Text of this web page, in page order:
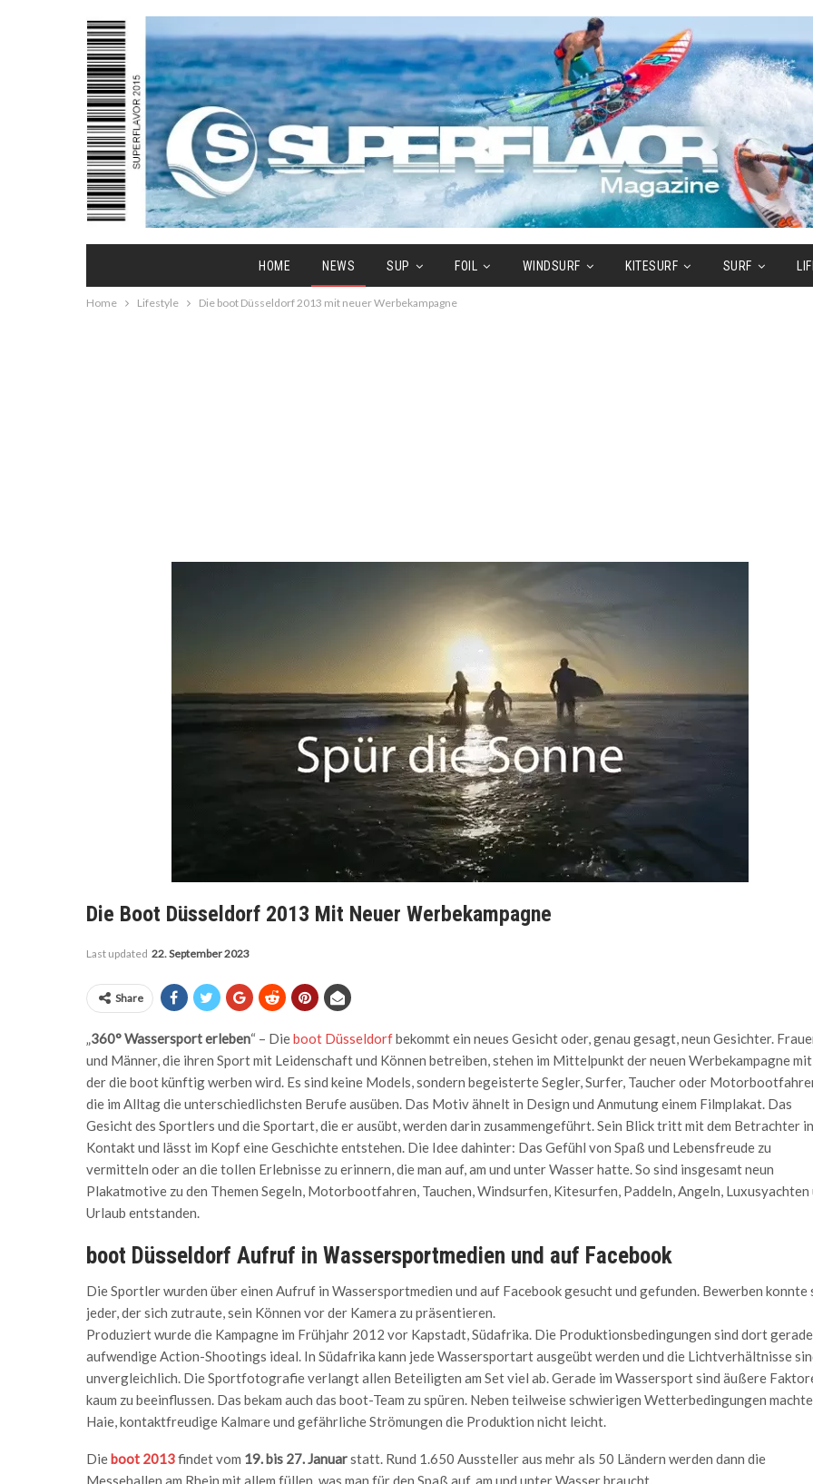
HOME NEWS SUP FOIL WINDSURF KITESURF SURF
Home Lifestyle Die boot Düsseldorf 2013 mit neuer Werbekampagne
Die Boot Düsseldorf 2013 Mit Neuer Werbekampagne
Last updated 22. September 2023
Share
„360° Wassersport erleben“ – Dieboot Düsseldorfbekommt ein neues Gesicht oder, genau gesagt, neun Gesichter.
und Männer, die ihren Sport mit Leidenschaft und Können betreiben, stehen im Mittelpunkt der neuen Werbekampagne mit
der die boot künftig werben wird. Es sind keine Models, sondern begeisterte Segler, Surfer, Taucher oder
die im Alltag die unterschiedlichsten Berufe ausüben. Das Motiv ähnelt in Design und Anmutung einem Filmplakat. Das
Gesicht des Sportlers und die Sportart, die er ausübt, werden darin zusammengeführt. Sein Blick tritt mit dem Betrachter in
Kontakt und lässt im Kopf eine Geschichte entstehen. Die Idee dahinter: Das Gefühl von Spaß und Lebensfreude zu
vermitteln oder an die tollen Erlebnisse zu erinnern, die man auf, am und unter Wasser hatte. So sind insgesamt neun
Plakatmotive zu den Themen Segeln, Motorbootfahren, Tauchen, Windsurfen, Kitesurfen, Paddeln, Angeln, Luxusyachten
Urlaub entstanden.
boot Düsseldorf Aufruf in Wassersportmedien und auf Facebook
Die Sportler wurden über einen Aufruf in Wassersportmedien und auf Facebook gesucht und gefunden. Bewerben konnte
jeder, der sich zutraute, sein Können vor der Kamera zu präsentieren.
Produziert wurde die Kampagne im Frühjahr 2012 vor Kapstadt, Südafrika. Die Produktionsbedingungen sind dort
aufwendige Action-Shootings ideal. In Südafrika kann jede Wassersportart ausgeübt werden und die Lichtverhältnisse
unvergleichlich. Die Sportfotografie verlangt allen Beteiligten am Set viel ab. Gerade im Wassersport sind äußere
kaum zu beeinflussen. Das bekam auch das boot-Team zu spüren. Neben teilweise schwierigen Wetterbedingungen
Haie, kontaktfreudige Kalmare und gefährliche Strömungen die Produktion nicht leicht.
Dieboot 2013findet vom 19. bis 27. Januarstatt. Rund 1.650 Aussteller aus mehr als 50 Ländern werden dann die